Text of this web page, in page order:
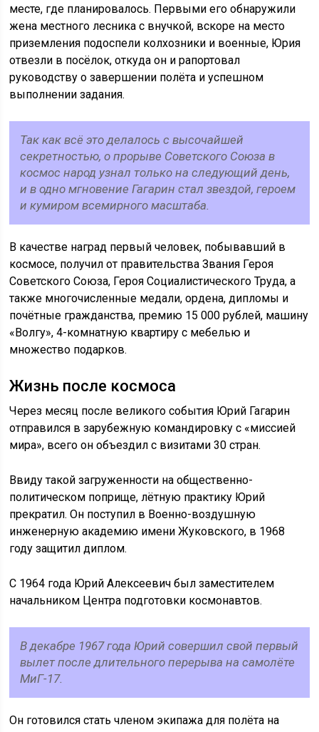
месте, где планировалось. Первыми его обнаружили
жена местного лесника с внучкой, вскоре на место
приземления подоспели колхозники и военные, Юрия
отвезли в посёлок, откуда он и рапортовал
руководству о завершении полёта и успешном
выполнении задания.
Так как всё это делалось с высочайшей
секретностью, о прорыве Советского Союза в
космос народ узнал только на следующий день,
и в одно мгновение Гагарин стал звездой, героем
и кумиром всемирного масштаба.
В качестве наград первый человек, побывавший в
космосе, получил от правительства Звания Героя
Советского Союза, Героя Социалистического Труда, а
также многочисленные медали, ордена, дипломы и
почётные гражданства, премию 15 000 рублей, машину
«Волгу», 4-комнатную квартиру с мебелью и
множество подарков.
Жизнь после космоса
Через месяц после великого события Юрий Гагарин
отправился в зарубежную командировку с «миссией
мира», всего он объездил с визитами 30 стран.
Ввиду такой загруженности на общественно-
политическом поприще, лётную практику Юрий
прекратил. Он поступил в Военно-воздушную
инженерную академию имени Жуковского, в 1968
году защитил диплом.
С 1964 года Юрий Алексеевич был заместителем
начальником Центра подготовки космонавтов.
В декабре 1967 года Юрий совершил свой первый
вылет после длительного перерыва на самолёте
МиГ-17.
Он готовился стать членом экипажа для полёта на